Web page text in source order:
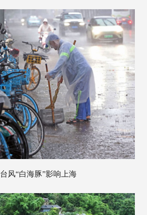
台风“白海豚”影响上海